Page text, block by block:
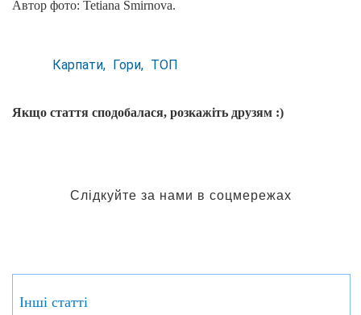
Автор фото: Tetiana Smirnova.
Карпати Гори ТОП
Якщо стаття сподобалася, розкажіть друзям :)
Слідкуйте за нами в соцмережах
Інші статті